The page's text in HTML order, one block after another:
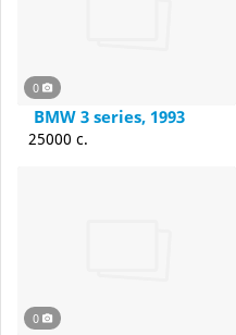
0
BMW 3 series, 1993
25000 c.
0